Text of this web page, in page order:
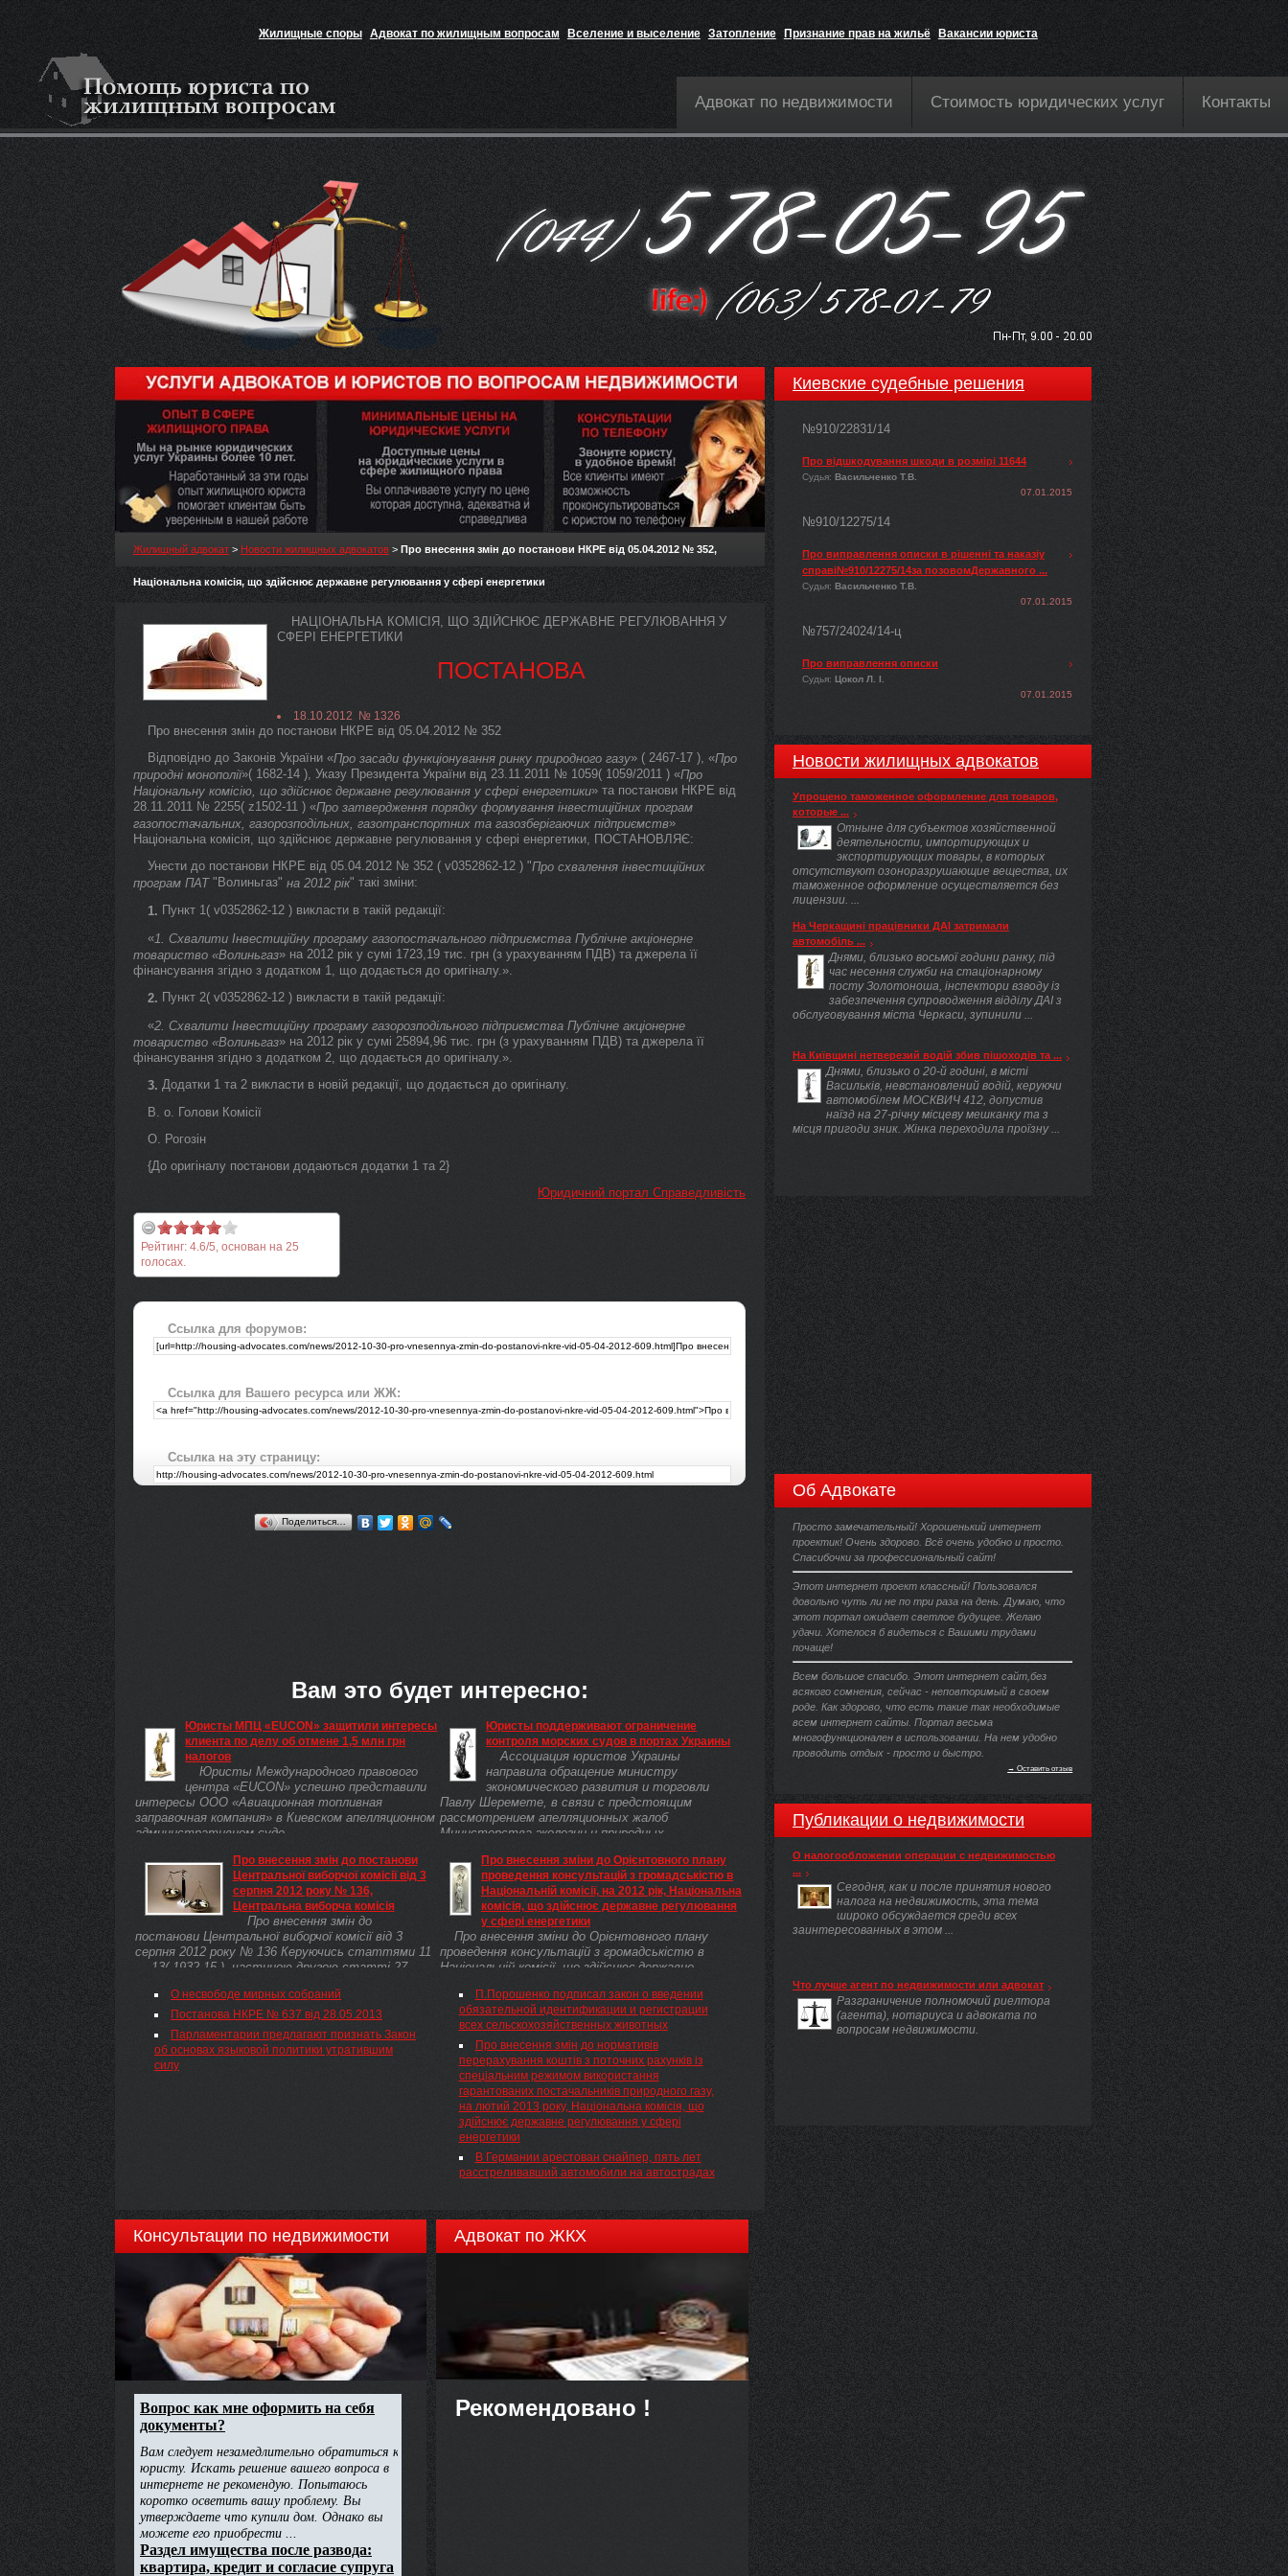
Жилищные споры Адвокат по жилищным вопросам Вселение и выселение Затопление Признание прав на жильё Вакансии юриста
Адвокат по недвижимости Стоимость юридических услуг Контакты
Жилищный адвокат > Новости жилищных адвокатов > Про внесення змін до постанови НКРЕ від 05.04.2012 № 352,
Національна комісія, що здійснює державне регулювання у сфері енергетики
НАЦІОНАЛЬНА КОМІСІЯ, ЩО ЗДІЙСНЮЄ ДЕРЖАВНЕ РЕГУЛЮВАННЯ У
СФЕРІ ЕНЕРГЕТИКИ
ПОСТАНОВА
18.10.2012 № 1326
Про внесення змін до постанови НКРЕ від 05.04.2012 № 352
Відповідно до Законів України «Про засади функціонування ринку природного газу» ( 2467-17 ), «Про
природні монополії»( 1682-14 ), Указу Президента України від 23.11.2011 № 1059( 1059/2011 ) «Про
Національну комісію, що здійснює державне регулювання у сфері енергетики» та постанови НКРЕ від
28.11.2011 № 2255( z1502-11 ) «Про затвердження порядку формування інвестиційних програм
газопостачальних, газорозподільних, газотранспортних та газозберігаючих підприємств»
Національна комісія, що здійснює державне регулювання у сфері енергетики, ПОСТАНОВЛЯЄ:
Унести до постанови НКРЕ від 05.04.2012 № 352 ( v0352862-12 ) "Про схвалення інвестиційних
програм ПАТ "Волиньгаз" на 2012 рік" такі зміни:
1. Пункт 1( v0352862-12 ) викласти в такій редакції:
«1. Схвалити Інвестиційну програму газопостачального підприємства Публічне акціонерне
товариство «Волиньгаз» на 2012 рік у сумі 1723,19 тис. грн (з урахуванням ПДВ) та джерела її
фінансування згідно з додатком 1, що додається до оригіналу.».
2. Пункт 2( v0352862-12 ) викласти в такій редакції:
«2. Схвалити Інвестиційну програму газорозподільного підприємства Публічне акціонерне
товариство «Волиньгаз» на 2012 рік у сумі 25894,96 тис. грн (з урахуванням ПДВ) та джерела її
фінансування згідно з додатком 2, що додається до оригіналу.».
3. Додатки 1 та 2 викласти в новій редакції, що додається до оригіналу.
В. о. Голови Комісії
О. Рогозін
{До оригіналу постанови додаються додатки 1 та 2}
Юридичний портал Справедливість
Рейтинг: 4.6/5, основан на 25
голосах.
Ссылка для форумов:
Ссылка для Вашего ресурса или ЖЖ:
Ссылка на эту страницу:
Поделиться…
Вам это будет интересно:
Юристы МПЦ «EUCON» защитили интересы
клиента по делу об отмене 1,5 млн грн
налогов
Юристы Международного правового
центра «EUCON» успешно представили
интересы ООО «Авиационная топливная
заправочная компания» в Киевском апелляционном
административном суде.
Про внесення змін до постанови
Центральної виборчої комісії від 3
серпня 2012 року № 136,
Центральна виборча комісія
Про внесення змін до
постанови Центральної виборчої комісії від 3
серпня 2012 року № 136 Керуючись статтями 11
— 13( 1932-15 ), частиною другою статті 27
комісію", Центральна виборча комісія
постановляє:
О несвободе мирных собраний
Постанова НКРЕ № 637 від 28.05.2013
Парламентарии предлагают признать Закон
об основах языковой политики утратившим
силу
Юристы поддерживают ограничение
контроля морских судов в портах Украины
Ассоциация юристов Украины
направила обращение министру
экономического развития и торговли
Павлу Шеремете, в связи с предстоящим
рассмотрением апелляционных жалоб
Министерства экологии и природных ...
Про внесення зміни до Орієнтовного плану
проведення консультацій з громадськістю в
Національній комісії, на 2012 рік, Національна
комісія, що здійснює державне регулювання
у сфері енергетики
Про внесення зміни до Орієнтовного плану
проведення консультацій з громадськістю в
Національній комісії, що здійснює державне
П.Порошенко подписал закон о введении
обязательной идентификации и регистрации
всех сельскохозяйственных животных
Про внесення змін до нормативів
перерахування коштів з поточних рахунків із
спеціальним режимом використання
гарантованих постачальників природного газу,
на лютий 2013 року, Національна комісія, що
здійснює державне регулювання у сфері
енергетики
В Германии арестован снайпер, пять лет
расстреливавший автомобили на автострадах
Консультации по недвижимости Адвокат по ЖКХ
Рекомендовано !
Киевские судебные решения
№910/22831/14
Про відшкодування шкоди в розмірі 11644
Судья: Васильченко Т.В.
07.01.2015
№910/12275/14
Про виправлення описки в рішенні та наказіу
справі№910/12275/14за позовомДержавного ...
Судья: Васильченко Т.В.
07.01.2015
№757/24024/14-ц
Про виправлення описки
Судья: Цокол Л. І.
07.01.2015
Новости жилищных адвокатов
Упрощено таможенное оформление для товаров,
которые ...
Отныне для субъектов хозяйственной
деятельности, импортирующих и
экспортирующих товары, в которых
отсутствуют озоноразрушающие вещества, их
таможенное оформление осуществляется без
лицензии. ...
На Черкащині працівники ДАІ затримали
автомобіль ...
Днями, близько восьмої години ранку, під
час несення служби на стаціонарному
посту Золотоноша, інспектори взводу із
забезпечення супроводження відділу ДАІ з
обслуговування міста Черкаси, зупинили ...
На Київщині нетверезий водій збив пішоходів та ...
Днями, близько о 20-й годині, в місті
Васильків, невстановлений водій, керуючи
автомобілем МОСКВИЧ 412, допустив
наїзд на 27-річну місцеву мешканку та з
місця пригоди зник. Жінка переходила проїзну ...
Об Адвокате
Просто замечательный! Хорошенький интернет
проектик! Очень здорово. Всё очень удобно и просто.
Спасибочки за профессиональный сайт!
Этот интернет проект классный! Пользовался
довольно чуть ли не по три раза на день. Думаю, что
этот портал ожидает светлое будущее. Желаю
удачи. Хотелося б видеться с Вашими трудами
почаще!
Всем большое спасибо. Этот интернет сайт,без
всякого сомнения, сейчас - неповторимый в своем
роде. Как здорово, что есть такие так необходимые
всем интернет сайты. Портал весьма
многофункционален в использовании. На нем удобно
проводить отдых - просто и быстро.
→ Оставить отзыв
Публикации о недвижимости
О налогообложении операции с недвижимостью
...
Сегодня, как и после принятия нового
налога на недвижимость, эта тема
широко обсуждается среди всех
заинтересованных в этом ...
Что лучше агент по недвижимости или адвокат
Разграничение полномочий риелтора
(агента), нотариуса и адвоката по
вопросам недвижимости.